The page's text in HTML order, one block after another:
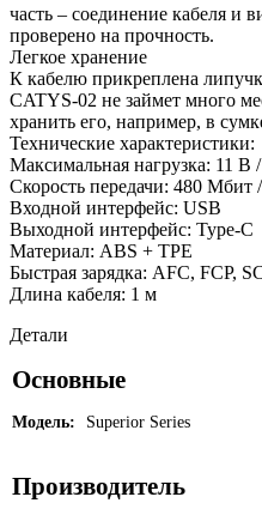
часть – соединение кабеля и
проверено на прочность.
Легкое хранение
К кабелю прикреплена
CATYS-02 не займет много
хранить его, например, в
Технические характеристики:
Максимальная нагрузка: 11 В
Скорость передачи: 480 Мбит
Входной интерфейс: USB
Выходной интерфейс: Type-C
Материал: ABS + TPE
Быстрая зарядка: AFC, FCP,
Длина кабеля: 1 м
Детали
Основные
Модель: Superior Series
Производитель